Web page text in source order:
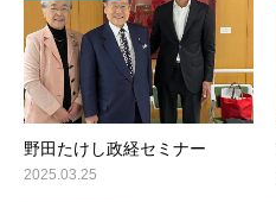
野田たけし政経セミナー
2025.03.25